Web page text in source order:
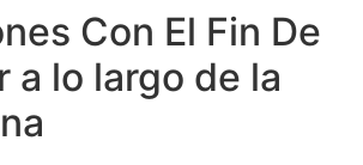
Con El Fin De
a lo largo de la